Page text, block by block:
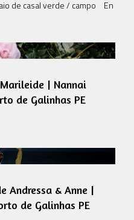
de casal verde / campo Ensaio
| Nannai
de Galinhas PE
Andressa & Anne |
de Galinhas PE